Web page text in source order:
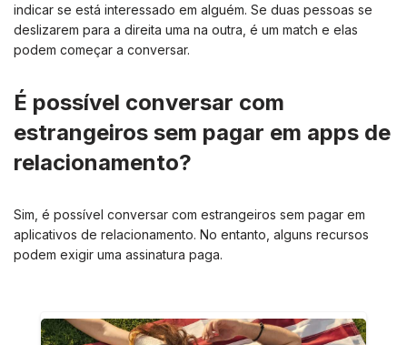
indicar se está interessado em alguém. Se duas pessoas se
deslizarem para a direita uma na outra, é um match e elas
podem começar a conversar.
É possível conversar com
estrangeiros sem pagar em apps de
relacionamento?
Sim, é possível conversar com estrangeiros sem pagar em
aplicativos de relacionamento. No entanto, alguns recursos
podem exigir uma assinatura paga.